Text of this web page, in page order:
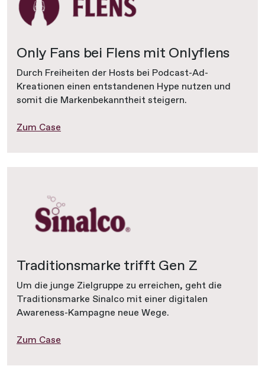
Only Fans bei Flens mit Onlyflens
Durch Freiheiten der Hosts bei Podcast-Ad-
Kreationen einen entstandenen Hype nutzen und
somit die Markenbekanntheit steigern.
Zum Case
Traditionsmarke trifft Gen Z
Um die junge Zielgruppe zu erreichen, geht die
Traditionsmarke Sinalco mit einer digitalen
Awareness-Kampagne neue Wege.
Zum Case